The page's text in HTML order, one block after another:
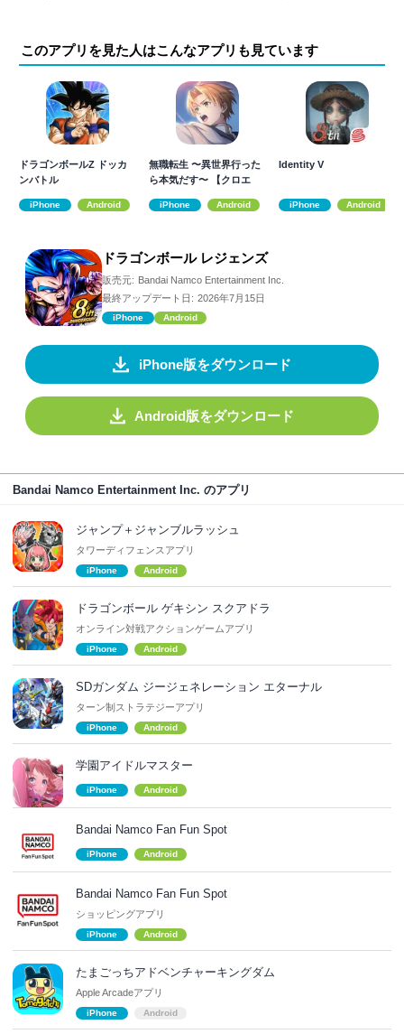
このアプリを見た人はこんなアプリも見ています
ドラゴンボールZ ドッカ
ンバトル
iPhone Android
無職転生 〜異世界行った
ら本気だす〜 【クロエ
iPhone Android
Identity V
iPhone Android
ドラゴンボール レジェンズ
販売元: Bandai Namco Entertainment Inc.
最終アップデート日: 2026年7月15日
iPhone Android
iPhone版をダウンロード
Android版をダウンロード
Bandai Namco Entertainment Inc. のアプリ
ジャンプ＋ジャンブルラッシュ
タワーディフェンスアプリ
iPhone Android
ドラゴンボール ゲキシン スクアドラ
オンライン対戦アクションゲームアプリ
iPhone Android
SDガンダム ジージェネレーション エターナル
ターン制ストラテジーアプリ
iPhone Android
学園アイドルマスター
iPhone Android
Bandai Namco Fan Fun Spot
iPhone Android
Bandai Namco Fan Fun Spot
ショッピングアプリ
iPhone Android
たまごっちアドベンチャーキングダム
Apple Arcadeアプリ
iPhone Android